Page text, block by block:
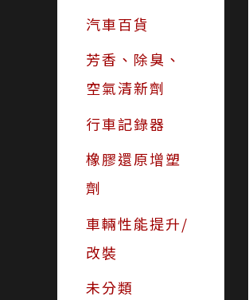
汽車百貨
芳香、除臭、
空氣清新劑
行車記錄器
橡膠還原增塑
劑
車輛性能提升/
改裝
未分類